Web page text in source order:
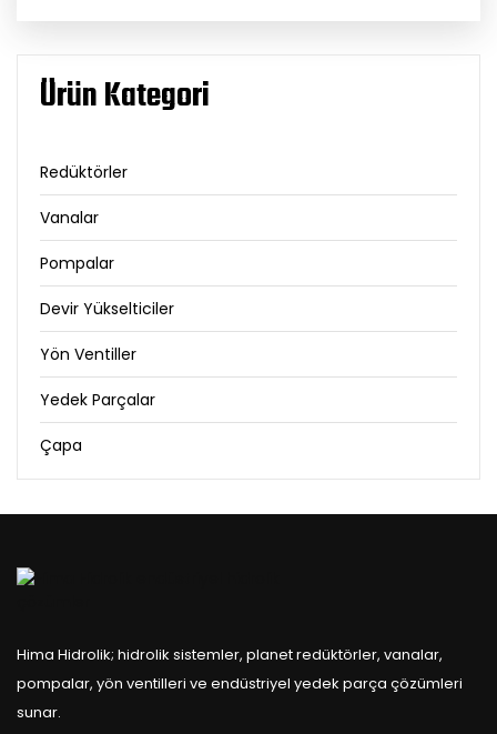
Ürün Kategori
Redüktörler
Vanalar
Pompalar
Devir Yükselticiler
Yön Ventiller
Yedek Parçalar
Çapa
Hima Hidrolik; hidrolik sistemler, planet redüktörler, vanalar,
pompalar, yön ventilleri ve endüstriyel yedek parça çözümleri
sunar.